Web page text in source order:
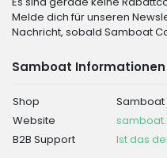
Melde dich für unseren
Nachricht, sobald Samboat
Samboat Informationen
Shop
Samboat
Website
B2B Support
Ist das